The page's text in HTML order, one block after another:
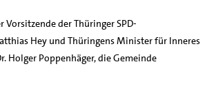
Vorsitzende der Thüringer SPD-
Hey und Thüringens Minister für Inneres
Holger Poppenhäger, die Gemeinde